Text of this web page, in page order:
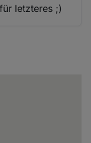
letzteres ;)